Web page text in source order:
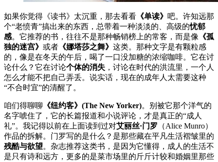
如果你觉得《读书》太沉重，那去看看 《单读》 吧。许知远那
个“老愤青”搞出来的东西，总带着一种淡淡的、高级的忧郁
感。它推荐的书，往往不是那种畅销榜上的常客，而是像 《孤
独的迷宫》 或者 《娜塔莎之舞》 这类。那种文字是有颗粒感
的，像是在冬天的午后，喝了一口没加糖的浓缩咖啡。它在讨
论什么？它在讨论个体的消失 ，讨论在时代的洪流里，一个人
怎么才能不把自己弄丢。说实话，现在的成年人太需要这种
“不合时宜”的清醒了。
咱们得聊聊 《纽约客》(The New Yorker)。别被它那个洋气的
名字唬住了，它的长篇报道和小说评论，才是真正的“成人
礼”。我记得以前在上面读到过对艾丽丝·门罗 （Alice Munro）
作品的拆解。门罗写的是什么？是那些藏在平凡生活褶皱里的
残酷与欲望。杂志推荐这类书，是因为它懂得，成人的生活不
是只有诗和远方，更多的是菜市场里的斤斤计较和婚姻里那些